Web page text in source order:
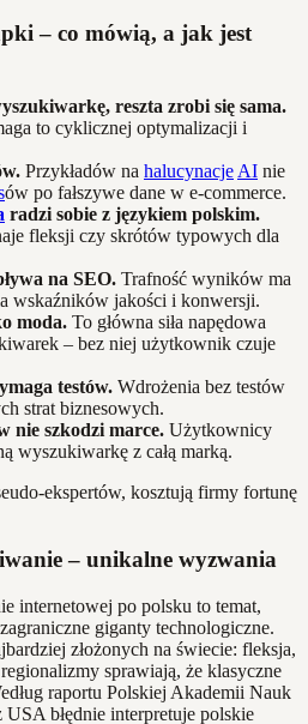
– co mówią, a jak jest
reszta zrobi się sama.
to cyklicznej optymalizacji i
Przykładów na halucynacje AI nie
ów po fałszywe dane w e-commerce.
radzi sobie z językiem polskim.
fleksji czy skrótów typowych dla
na SEO. Trafność wyników ma
wskaźników jakości i konwersji.
moda. To główna siła napędowa
– bez niej użytkownik czuje
testów. Wdrożenia bez testów
strat biznesowych.
nie szkodzi marce. Użytkownicy
wyszukiwarkę z całą marką.
ekspertów, kosztują firmy fortunę
– unikalne wyzwania
internetowej po polsku to temat,
giganty technologiczne.
złożonych na świecie: fleksja,
sprawiają, że klasyczne
raportu Polskiej Akademii Nauk
USA błędnie interpretuje polskie